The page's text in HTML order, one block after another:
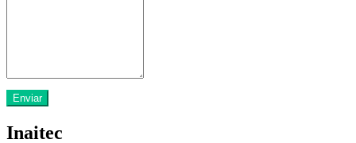
Enviar
Inaitec